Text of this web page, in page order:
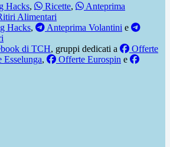
Hacks, Ricette,
Anteprima
Alimentari
Hacks, Anteprima Volantini e
di TCH, gruppi dedicati a
Offerte
Esselunga, Offerte Eurospin e